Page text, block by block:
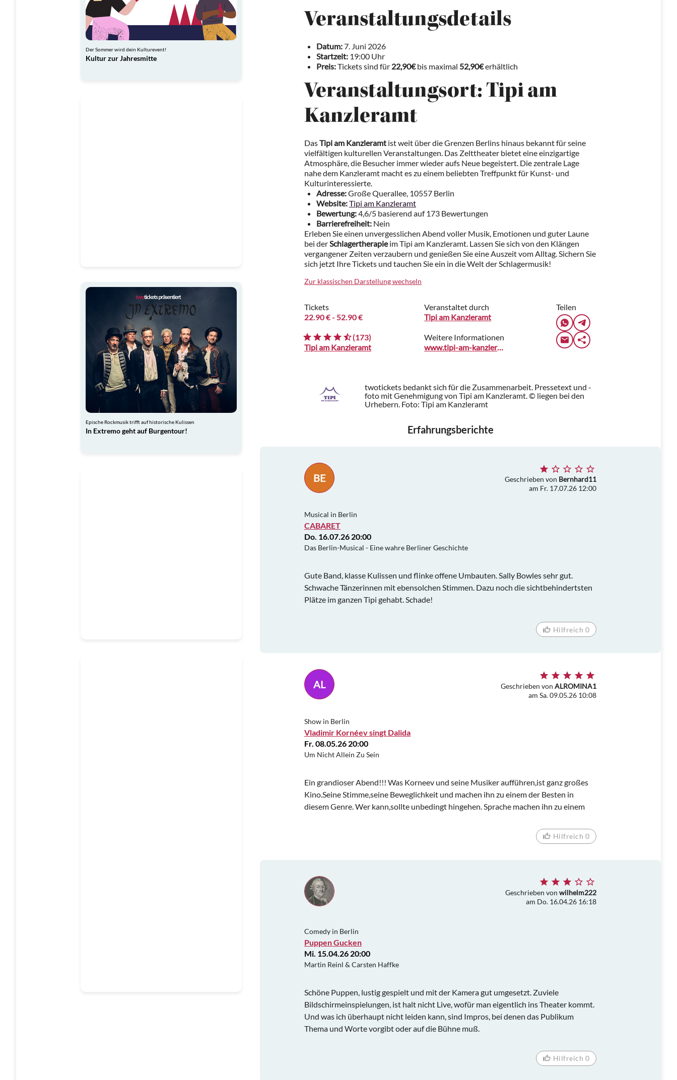
Der Sommer wird dein Kulturevent!
Kultur zur Jahresmitte
Epische Rockmusik trifft auf historische Kulissen
In Extremo geht auf Burgentour!
Veranstaltungsdetails
Datum:7. Juni 2026
Startzeit: 19:00 Uhr
Preis:Tickets sind für 22,90€bis maximal 52,90€erhältlich
Veranstaltungsort: Tipi am
Kanzleramt
DasTipi am Kanzleramt ist weit über die Grenzen Berlins hinaus bekannt für seine
vielfältigen kulturellen Veranstaltungen. Das Zelttheater bietet eine einzigartige
Atmosphäre, die Besucher immer wieder aufs Neue begeistert. Die zentrale Lage
nahe dem Kanzleramt macht es zu einem beliebten Treffpunkt für Kunst- und
Kulturinteressierte.
Adresse:Große Querallee, 10557 Berlin
Website:Tipi am Kanzleramt
Bewertung:4,6/5 basierend auf 173 Bewertungen
Barrierefreiheit: Nein
Erleben Sie einen unvergesslichen Abend voller Musik, Emotionen und guter Laune
bei derSchlagertherapieim Tipi am Kanzleramt. Lassen Sie sich von den Klängen
vergangener Zeiten verzaubern und genießen Sie eine Auszeit vom Alltag. Sichern Sie
sich jetzt Ihre Tickets und tauchen Sie ein in die Welt der Schlagermusik!
Zur klassischen Darstellung wechseln
Tickets
22.90 €- 52.90 €
(173)
Tipi am Kanzleramt
Veranstaltet durch
Tipi am Kanzleramt
Weitere Informationen
www.tipi-am-kanzleramt.de
Teilen
twotickets bedankt sich für die Zusammenarbeit. Pressetext und -
foto mit Genehmigung von Tipi am Kanzleramt. © liegen bei den
Urhebern. Foto: Tipi am Kanzleramt
Erfahrungsberichte
BE Geschrieben von Bernhard11
am Fr. 17.07.26 12:00
Musical in Berlin
CABARET
Do. 16.07.26 20:00
Das Berlin-Musical - Eine wahre Berliner Geschichte
Gute Band, klasse Kulissen und flinke offene Umbauten. Sally Bowles sehr gut.
Schwache Tänzerinnen mit ebensolchen Stimmen. Dazu noch die sichtbehindertsten
Plätze im ganzen Tipi gehabt. Schade!
Hilfreich 0
AL Geschrieben von ALROMINA1
am Sa. 09.05.26 10:08
Show in Berlin
Vladimir Kornéev singt Dalida
Fr. 08.05.26 20:00
Um Nicht Allein Zu Sein
Ein grandioser Abend!!! Was Korneev und seine Musiker aufführen,ist ganz großes
Kino.Seine Stimme,seine Beweglichkeit und machen ihn zu einem der Besten in
diesem Genre. Wer kann,sollte unbedingt hingehen. Sprache machen ihn zu einem
Hilfreich 0
Geschrieben von wilhelm222
am Do. 16.04.26 16:18
Comedy in Berlin
Puppen Gucken
Mi. 15.04.26 20:00
Martin Reinl & Carsten Haffke
Schöne Puppen, lustig gespielt und mit der Kamera gut umgesetzt. Zuviele
Bildschirmeinspielungen, ist halt nicht Live, wofür man eigentlich ins Theater kommt.
Und was ich überhaupt nicht leiden kann, sind Impros, bei denen das Publikum
Thema und Worte vorgibt oder auf die Bühne muß.
Hilfreich 0